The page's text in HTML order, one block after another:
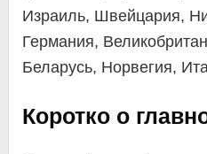
Израиль, Швейцария,
Германия,
Беларусь, Норвегия,
Коротко о